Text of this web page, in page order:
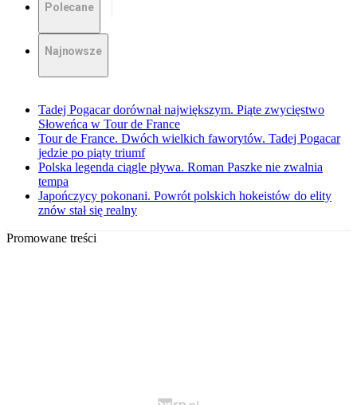
Polecane
Najnowsze
Tadej Pogacar dorównał największym. Piąte zwycięstwo
Słoweńca w Tour de France
Tour de France. Dwóch wielkich faworytów. Tadej Pogacar
jedzie po piąty triumf
Polska legenda ciągle pływa. Roman Paszke nie zwalnia
tempa
Japończycy pokonani. Powrót polskich hokeistów do elity
znów stał się realny
Promowane treści